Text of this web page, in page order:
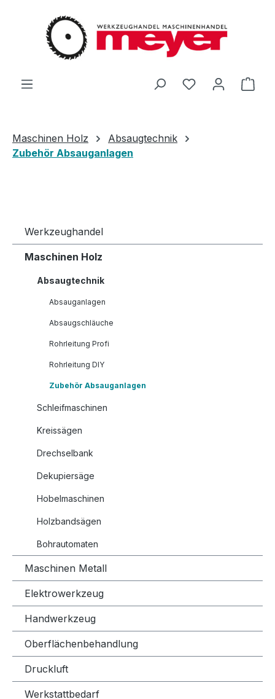
Zum Hauptinhalt springen
Du hast 0
Maschinen Holz
Absaugtechnik
Zubehör Absauganlagen
Werkzeughandel
Maschinen Holz
Absaugtechnik
Absauganlagen
Absaugschläuche
Rohrleitung Profi
Rohrleitung DIY
Zubehör Absauganlagen
Schleifmaschinen
Kreissägen
Drechselbank
Dekupiersäge
Hobelmaschinen
Holzbandsägen
Bohrautomaten
Maschinen Metall
Elektrowerkzeug
Handwerkzeug
Oberflächenbehandlung
Druckluft
Werkstattbedarf